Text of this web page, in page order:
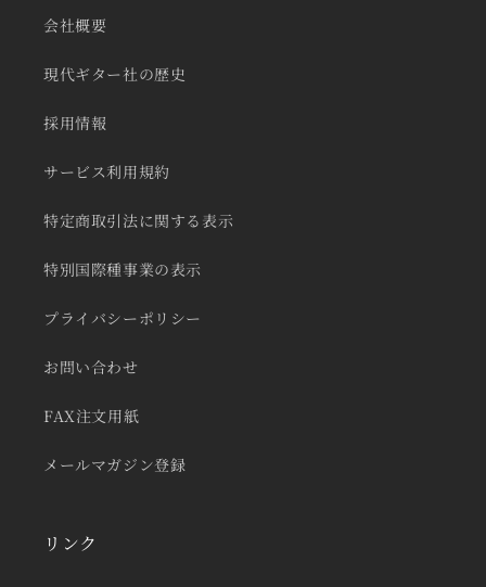
会社概要
現代ギター社の歴史
採用情報
サービス利用規約
特定商取引法に関する表示
特別国際種事業の表示
プライバシーポリシー
お問い合わせ
FAX注文用紙
メールマガジン登録
リンク